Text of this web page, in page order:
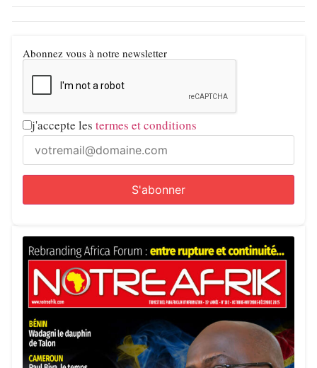
Abonnez vous à notre newsletter
j'accepte les termes et conditions